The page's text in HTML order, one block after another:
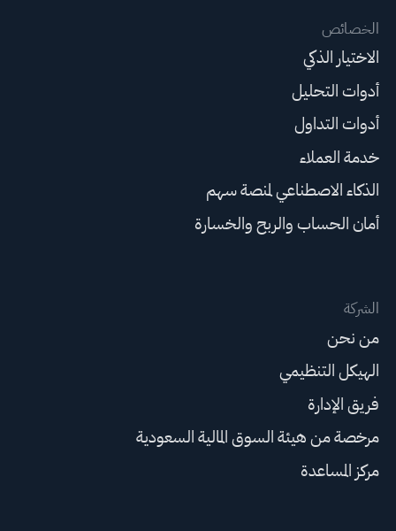
الخصائص
الاختيار الذكي
أدوات التحليل
أدوات التداول
خدمة العملاء
الذكاء الاصطناعي لمنصة سهم
أمان الحساب والربح والخسارة
الشركة
من نحن
الهيكل التنظيمي
فريق الإدارة
مرخصة من هيئة السوق المالية السعودية
مركز المساعدة